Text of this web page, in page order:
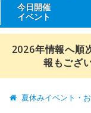
今日開催
イベント
2026年情報へ順
報もござ
夏休みイベント・